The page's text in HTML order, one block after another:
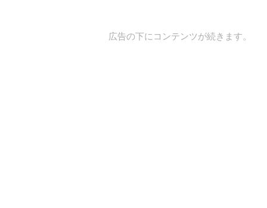
広告の下にコンテンツが続きます。